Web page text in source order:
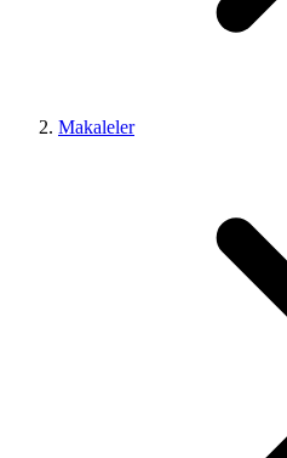
Makaleler